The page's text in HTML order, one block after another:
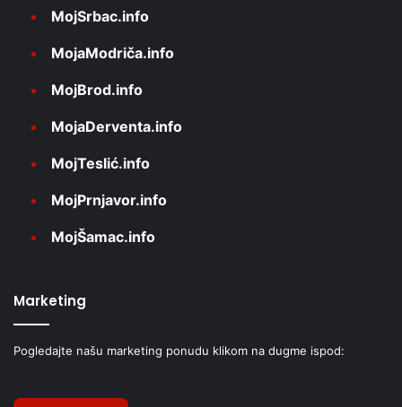
MojSrbac.info
MojaModriča.info
MojBrod.info
MojaDerventa.info
MojTeslić.info
MojPrnjavor.info
MojŠamac.info
Marketing
Pogledajte našu marketing ponudu klikom na dugme ispod: